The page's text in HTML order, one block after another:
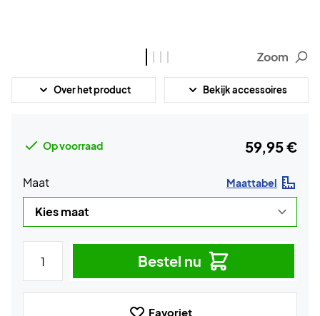
Zoom
Over het product Bekijk accessoires
Op voorraad 59,95 €
Maat Maattabel
Bestel nu
Favoriet